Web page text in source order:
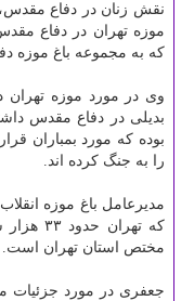
نقش زنان در دفاع
موزه تهران در دفاع
كه به مجموعه باغ موزه
وی در مورد موزه
بدیلی در دفاع مقدس
بوده كه مورد بمباران
را به جنگ كرده اند.
مدیرعامل باغ موزه
كه
مختص استان تهران است.
جعفری در مورد جزئیات